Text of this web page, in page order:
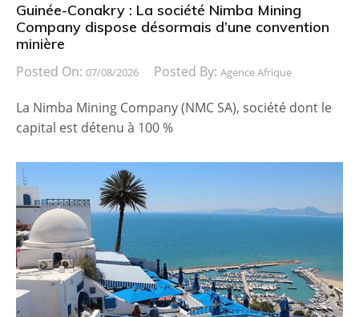
Guinée-Conakry : La société Nimba Mining
Company dispose désormais d’une convention
minière
Posted On: 07/08/2026 Posted By: Agence Afrique
La Nimba Mining Company (NMC SA), société dont le
capital est détenu à 100 %